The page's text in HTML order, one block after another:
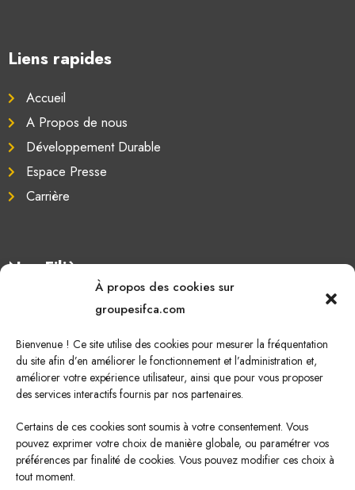
À propos des cookies sur
groupesifca.com
Bienvenue ! Ce site utilise des cookies pour mesurer la fréquentation
du site afin d’en améliorer le fonctionnement et l’administration et,
améliorer votre expérience utilisateur, ainsi que pour vous proposer
des services interactifs fournis par nos partenaires.
Certains de ces cookies sont soumis à votre consentement. Vous
pouvez exprimer votre choix de manière globale, ou paramétrer vos
préférences par finalité de cookies. Vous pouvez modifier ces choix à
tout moment.
Liens rapides
Accueil
A Propos de nous
Développement Durable
Espace Presse
Carrière
Nos Filières
Sucre de canne
Energie Renouvelable
Nous écrire